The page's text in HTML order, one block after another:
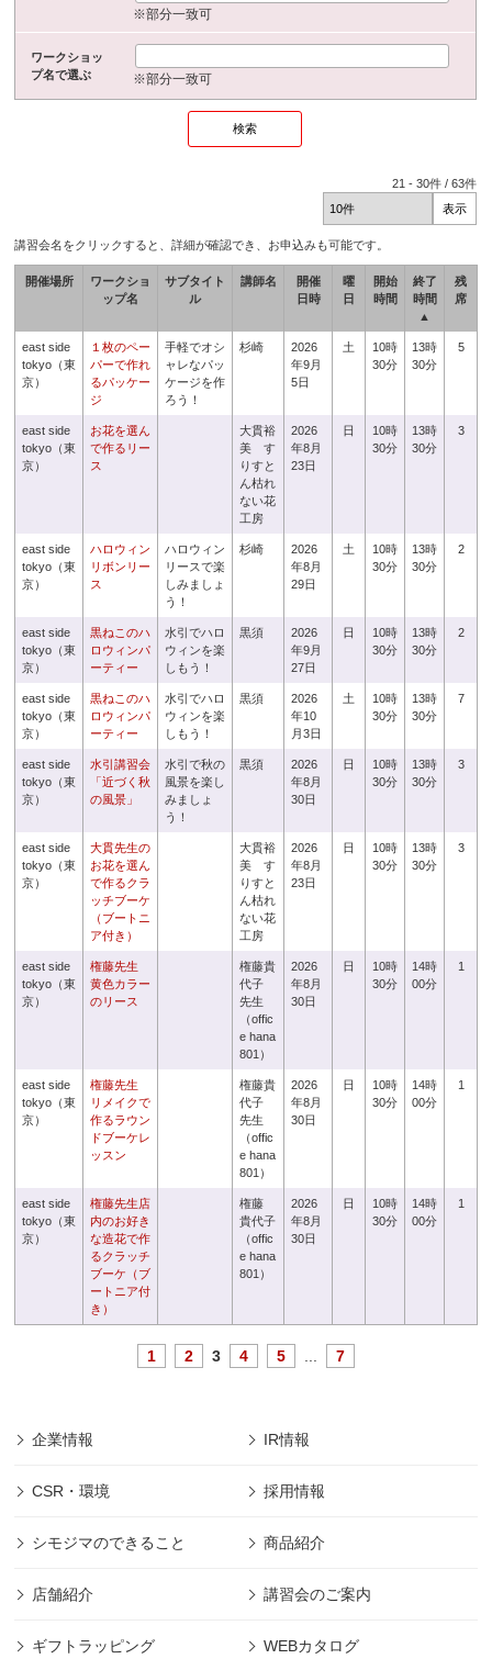
※部分一致可
ワークショッ
プ名で選ぶ
※部分一致可
21 -30件 /63件
講習会名をクリックすると、詳細が確認でき、お申込みも可能です。
開催場所
ワークショ
ップ名
サブタイト
ル
講師名
開催
日時
曜
日
開始
時間
終了
時間
▲
残
席
east side
tokyo（東
京）
１枚のペー
パーで作れ
るパッケー
ジ
手軽でオシ
ャレなパッ
ケージを作
ろう！
杉崎
2026
年9月
5日
土
10時
30分
13時
30分
5
east side
tokyo（東
京）
お花を選ん
で作るリー
ス
大貫裕
美 す
りすと
ん枯れ
ない花
工房
2026
年8月
23日
日
10時
30分
13時
30分
3
east side
tokyo（東
京）
ハロウィン
リボンリー
ス
ハロウィン
リースで楽
しみましょ
う！
杉崎
2026
年8月
29日
土
10時
30分
13時
30分
2
east side
tokyo（東
京）
黒ねこのハ
ロウィンパ
ーティー
水引でハロ
ウィンを楽
しもう！
黒須
2026
年9月
27日
日
10時
30分
13時
30分
2
east side
tokyo（東
京）
黒ねこのハ
ロウィンパ
ーティー
水引でハロ
ウィンを楽
しもう！
黒須
2026
年10
月3日
土
10時
30分
13時
30分
7
east side
tokyo（東
京）
水引講習会
「近づく秋
の風景」
水引で秋の
風景を楽し
みましょ
う！
黒須
2026
年8月
30日
日
10時
30分
13時
30分
3
east side
tokyo（東
京）
大貫先生の
お花を選ん
で作るクラ
ッチブーケ
（ブートニ
ア付き）
大貫裕
美 す
りすと
ん枯れ
ない花
工房
2026
年8月
23日
日
10時
30分
13時
30分
3
east side
tokyo（東
京）
権藤先生
黄色カラー
のリース
権藤貴
代子
先生
（offic
e hana
801）
2026
年8月
30日
日
10時
30分
14時
00分
1
east side
tokyo（東
京）
権藤先生
リメイクで
作るラウン
ドブーケレ
ッスン
権藤貴
代子
先生
（offic
e hana
801）
2026
年8月
30日
日
10時
30分
14時
00分
1
east side
tokyo（東
京）
権藤先生店
内のお好き
な造花で作
るクラッチ
ブーケ（ブ
ートニア付
き）
権藤
貴代子
（offic
e hana
801）
2026
年8月
30日
日
10時
30分
14時
00分
1
1 2 3 4 5 7
企業情報 IR情報
CSR・環境 採用情報
シモジマのできること 商品紹介
店舗紹介 講習会のご案内
ギフトラッピング WEBカタログ